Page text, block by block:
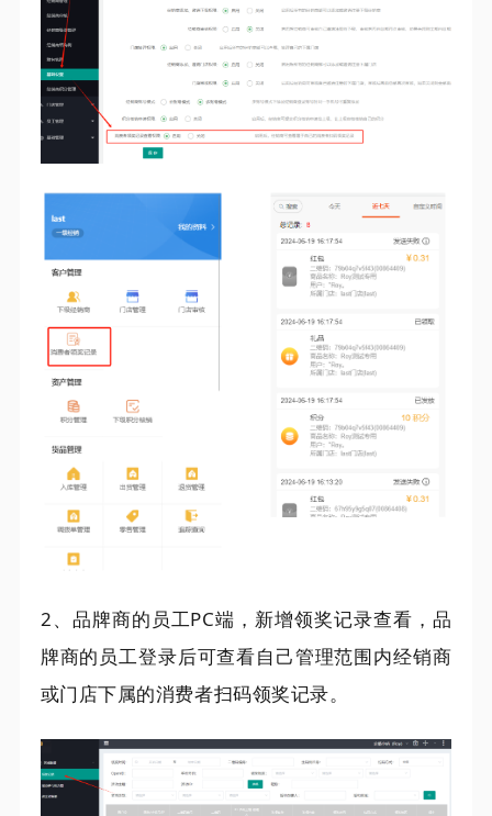
2、品牌商的员工PC端，新增领奖记录查看，品
牌商的员工登录后可查看自己管理范围内经销商
或门店下属的消费者扫码领奖记录。